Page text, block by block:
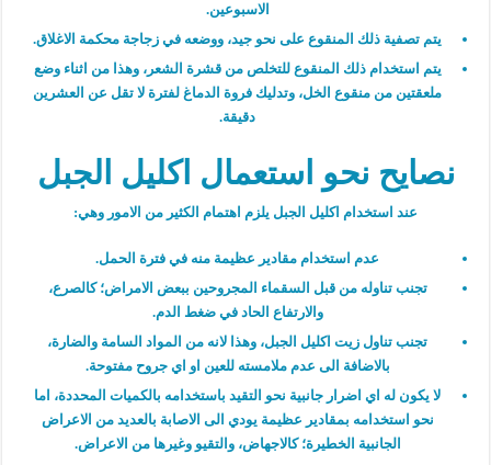
الاسبوعين.
يتم تصفية ذلك المنقوع على نحو جيد، ووضعه في زجاجة محكمة الاغلاق.
يتم استخدام ذلك المنقوع للتخلص من قشرة الشعر، وهذا من اثناء وضع
ملعقتين من منقوع الخل، وتدليك فروة الدماغ لفترة لا تقل عن العشرين
دقيقة.
نصايح نحو استعمال اكليل الجبل
عند استخدام اكليل الجبل يلزم اهتمام الكثير من الامور وهي:
عدم استخدام مقادير عظيمة منه في فترة الحمل.
تجنب تناوله من قبل السقماء المجروحين ببعض الامراض؛ كالصرع،
والارتفاع الحاد في ضغط الدم.
تجنب تناول زيت اكليل الجبل، وهذا لانه من المواد السامة والضارة،
بالاضافة الى عدم ملامسته للعين او اي جروح مفتوحة.
لا يكون له اي اضرار جانبية نحو التقيد باستخدامه بالكميات المحددة، اما
نحو استخدامه بمقادير عظيمة يودي الى الاصابة بالعديد من الاعراض
الجانبية الخطيرة؛ كالاجهاض، والتقيو وغيرها من الاعراض.